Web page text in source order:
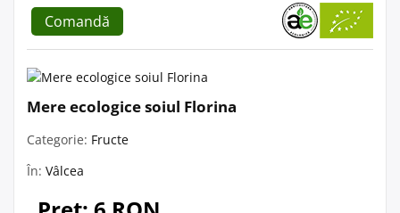
Comandă
Mere ecologice soiul Florina
Categorie: Fructe
În: Vâlcea